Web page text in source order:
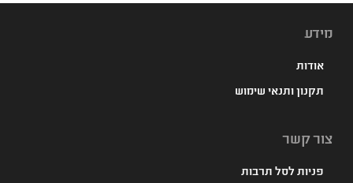
מידע
אודות
תקנון ותנאי שימוש
צור קשר
פניות לסל תרבות